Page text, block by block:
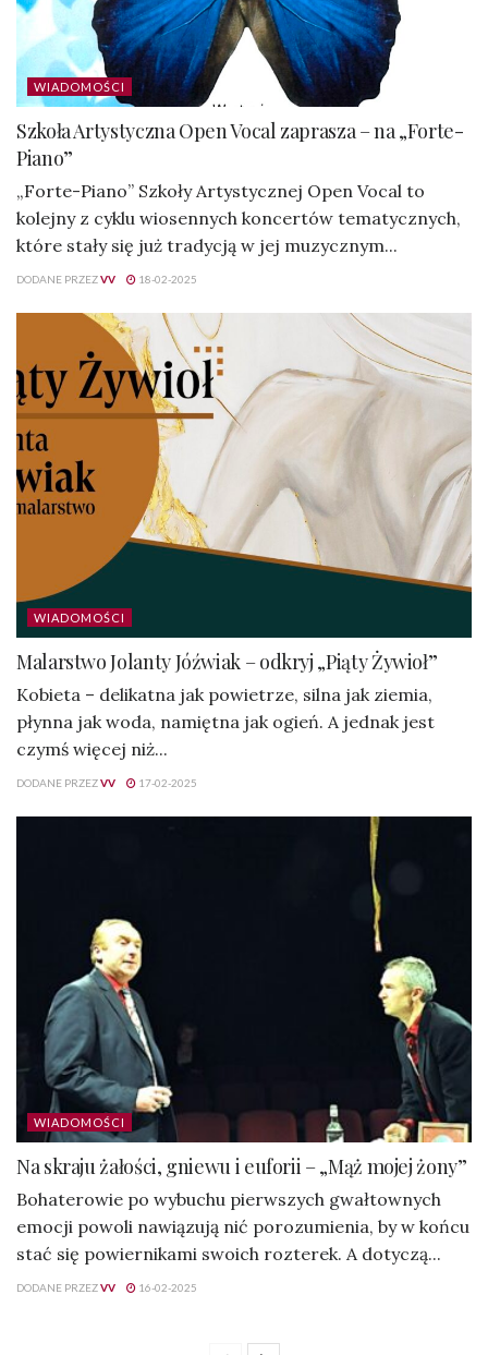
WIADOMOŚCI
Szkoła Artystyczna Open Vocal zaprasza – na „Forte-
Piano”
„Forte-Piano” Szkoły Artystycznej Open Vocal to
kolejny z cyklu wiosennych koncertów tematycznych,
które stały się już tradycją w jej muzycznym...
DODANE PRZEZVV 18-02-2025
WIADOMOŚCI
Malarstwo Jolanty Jóźwiak – odkryj „Piąty Żywioł”
Kobieta – delikatna jak powietrze, silna jak ziemia,
płynna jak woda, namiętna jak ogień. A jednak jest
czymś więcej niż...
DODANE PRZEZVV 17-02-2025
WIADOMOŚCI
Na skraju żałości, gniewu i euforii – „Mąż mojej żony”
Bohaterowie po wybuchu pierwszych gwałtownych
emocji powoli nawiązują nić porozumienia, by w końcu
stać się powiernikami swoich rozterek. A dotyczą...
DODANE PRZEZVV 16-02-2025